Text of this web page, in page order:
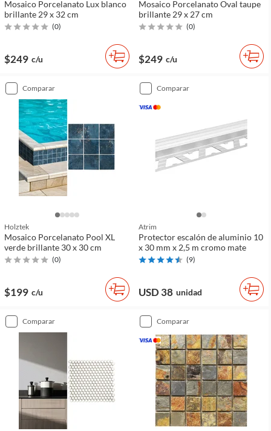
Mosaico Porcelanato Lux blanco
brillante 29 x 32 cm
(0)
$249 c/u
Mosaico Porcelanato Oval taupe
brillante 29 x 27 cm
(0)
$249 c/u
comparar
Holztek
Mosaico Porcelanato Pool XL
verde brillante 30 x 30 cm
(0)
$199 c/u
comparar
Atrim
Protector escalón de aluminio 10
x 30 mm x 2,5 m cromo mate
(9)
USD 38 unidad
comparar comparar